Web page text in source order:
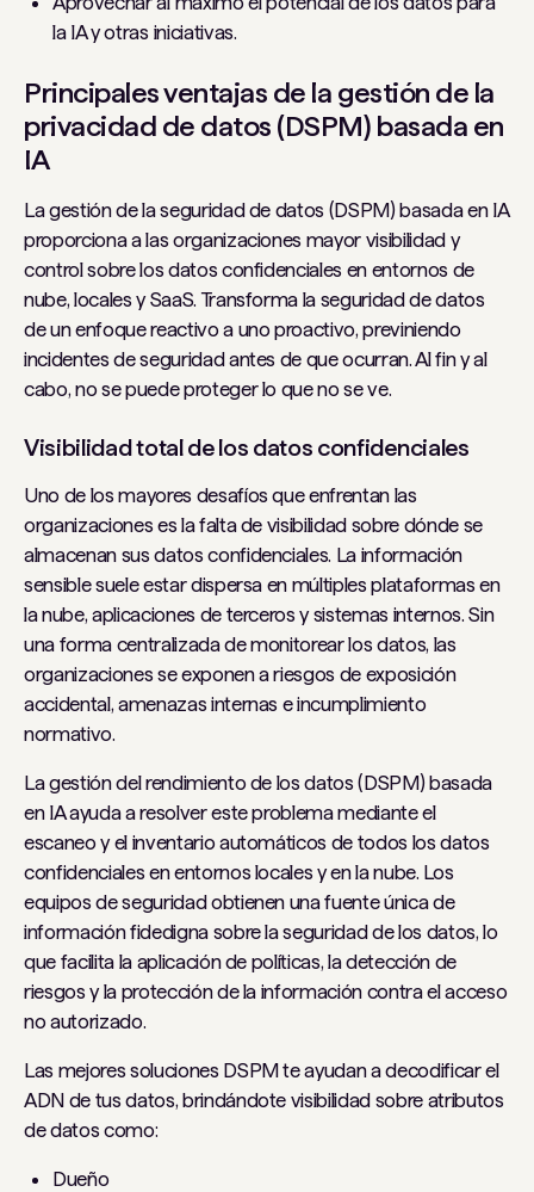
la IA y otras iniciativas.
Principales ventajas de la gestión de la
privacidad de datos (DSPM) basada en
IA
La gestión de la seguridad de datos (DSPM) basada en IA
proporciona a las organizaciones mayor visibilidad y
control sobre los datos confidenciales en entornos de
nube, locales y SaaS. Transforma la seguridad de datos
de un enfoque reactivo a uno proactivo, previniendo
incidentes de seguridad antes de que ocurran. Al fin y al
cabo, no se puede proteger lo que no se ve.
Visibilidad total de los datos confidenciales
Uno de los mayores desafíos que enfrentan las
organizaciones es la falta de visibilidad sobre dónde se
almacenan sus datos confidenciales. La información
sensible suele estar dispersa en múltiples plataformas en
la nube, aplicaciones de terceros y sistemas internos. Sin
una forma centralizada de monitorear los datos, las
organizaciones se exponen a riesgos de exposición
accidental, amenazas internas e incumplimiento
normativo.
La gestión del rendimiento de los datos (DSPM) basada
en IA ayuda a resolver este problema mediante el
escaneo y el inventario automáticos de todos los datos
confidenciales en entornos locales y en la nube. Los
equipos de seguridad obtienen una fuente única de
información fidedigna sobre la seguridad de los datos, lo
que facilita la aplicación de políticas, la detección de
riesgos y la protección de la información contra el acceso
no autorizado.
Las mejores soluciones DSPM te ayudan a decodificar el
ADN de tus datos, brindándote visibilidad sobre atributos
de datos como:
Dueño